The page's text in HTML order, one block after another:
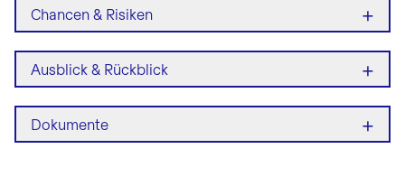
Chancen & Risiken +
Ausblick & Rückblick +
Dokumente +